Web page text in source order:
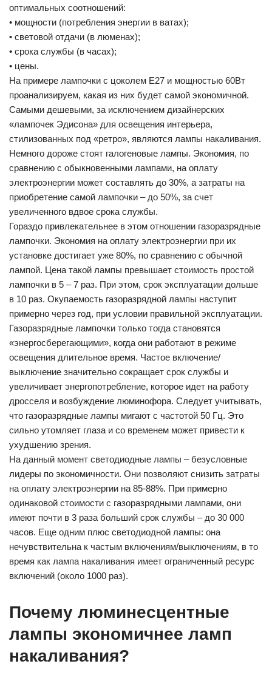
оптимальных соотношений:
• мощности (потребления энергии в ватах);
• световой отдачи (в люменах);
• срока службы (в часах);
• цены.
На примере лампочки с цоколем E27 и мощностью 60Вт
проанализируем, какая из них будет самой экономичной.
Самыми дешевыми, за исключением дизайнерских
«лампочек Эдисона» для освещения интерьера,
стилизованных под «ретро», являются лампы накаливания.
Немного дороже стоят галогеновые лампы. Экономия, по
сравнению с обыкновенными лампами, на оплату
электроэнергии может составлять до 30%, а затраты на
приобретение самой лампочки – до 50%, за счет
увеличенного вдвое срока службы.
Гораздо привлекательнее в этом отношении газоразрядные
лампочки. Экономия на оплату электроэнергии при их
установке достигает уже 80%, по сравнению с обычной
лампой. Цена такой лампы превышает стоимость простой
лампочки в 5 – 7 раз. При этом, срок эксплуатации дольше
в 10 раз. Окупаемость газоразрядной лампы наступит
примерно через год, при условии правильной эксплуатации.
Газоразрядные лампочки только тогда становятся
«энергосберегающими», когда они работают в режиме
освещения длительное время. Частое включение/
выключение значительно сокращает срок службы и
увеличивает энергопотребление, которое идет на работу
дросселя и возбуждение люминофора. Следует учитывать,
что газоразрядные лампы мигают с частотой 50 Гц. Это
сильно утомляет глаза и со временем может привести к
ухудшению зрения.
На данный момент светодиодные лампы – безусловные
лидеры по экономичности. Они позволяют снизить затраты
на оплату электроэнергии на 85-88%. При примерно
одинаковой стоимости с газоразрядными лампами, они
имеют почти в 3 раза больший срок службы – до 30 000
часов. Еще одним плюс светодиодной лампы: она
нечувствительна к частым включениям/выключениям, в то
время как лампа накаливания имеет ограниченный ресурс
включений (около 1000 раз).
Почему люминесцентные
лампы экономичнее ламп
накаливания?